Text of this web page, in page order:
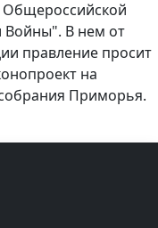
Общероссийской
Войны". В нем от
правление просит
на
Приморья.